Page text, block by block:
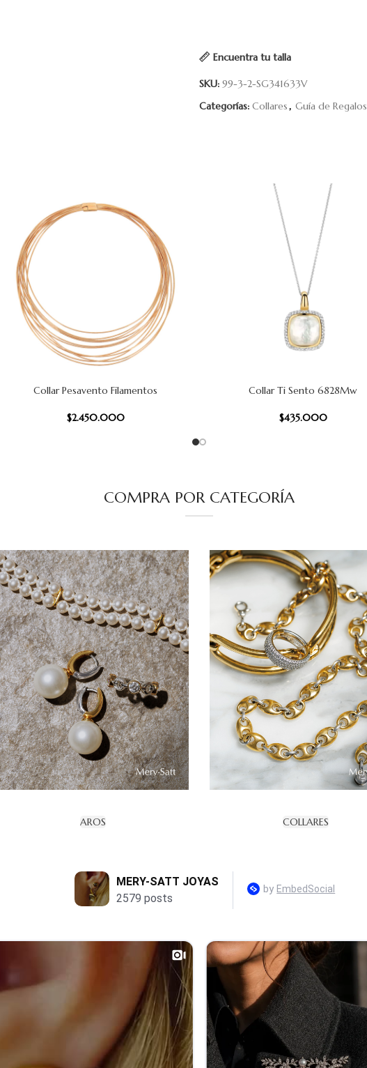
Encuentra tu talla
SKU: 99-3-2-SG341633V
Categorías: Collares, Guía de Regalos
AÑADIR AL CARRITO
Collar Pesavento Filamentos
$2.450.000
AÑADIR AL CARRITOCollar Ti Sento 6828Mw
$435.000
COMPRA POR CATEGORÍA
AROS COLLARES